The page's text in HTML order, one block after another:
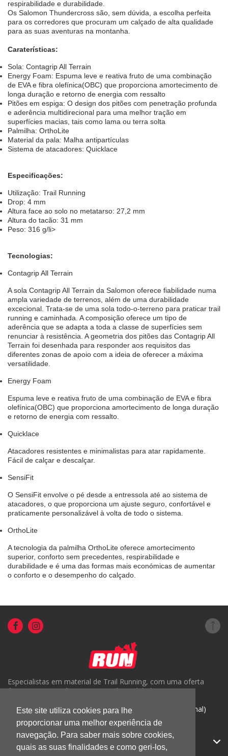
Este site utiliza cookies para lhe
proporcionar uma melhor experiência de
navegação. Para saber mais sobre cookies,
quais as suas finalidades e como geri-los,
respirabilidade e durabilidade.
Os Salomon Thundercross são, sem dúvida, a escolha perfeita
para os corredores que procuram um calçado de alta qualidade
para as suas aventuras na montanha.
Caraterísticas:
Sola: Contagrip All Terrain
Energy Foam: Espuma leve e reativa fruto de uma combinação
de EVA e fibra olefínica(OBC) que proporciona amortecimento de
longa duração e retorno de energia com ressalto
Pitões em espiga: O design dos pitões com penetração profunda
e aderência multidirecional para uma melhor tração em
superfícies macias, tais como lama ou terra solta
Palmilha: OrthoLite
Material da pala: Malha antipartículas
Sistema de atacadores: Quicklace
Especificações:
Utilização: Trail Running
Drop: 4 mm
Altura face ao solo no metatarso: 27,2 mm
Altura do tacão: 31 mm
Peso: 316 g/li>
Tecnologias:
Contagrip All Terrain
A sola Contagrip All Terrain da Salomon oferece fiabilidade numa
ampla variedade de terrenos, além de uma durabilidade
excecional. Trata-se de uma sola todo-o-terreno para praticar trail
running e caminhada. A composição oferece um tipo de
aderência que se adapta a toda a classe de superfícies sem
renunciar à resistência. A geometria dos pitões das Contagrip All
Terrain foi desenhada para responder aos requisitos das
diferentes zonas de apoio com a ideia de oferecer a máxima
versatilidade.
Energy Foam
Espuma leve e reativa fruto de uma combinação de EVA e fibra
olefínica(OBC) que proporciona amortecimento de longa duração
e retorno de energia com ressalto.
Quicklace
Atacadores resistentes e minimalistas para atar rapidamente.
Fácil de calçar e descalçar.
SensiFit
O SensiFit envolve o pé desde a entressola até ao sistema de
atacadores, o que proporciona um ajuste seguro, confortável e
praticamente personalizável à volta de todo o sistema.
OrthoLite
A tecnologia da palmilha OrthoLite oferece amortecimento
superior, conforto sem precedentes, respirabilidade e
durabilidade e é uma das formas mais económicas de aumentar
o conforto e o desempenho do calçado.
Especialistas em material de Trail Running, com uma oferta
única em Portugal e um serviço de qualidade.
( +351) 918816191 (Chamada para rede móvel nacional)
geral@run.pt